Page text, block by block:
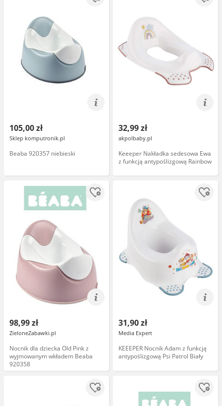
105,00 zł
Sklep komputronik.pl
Beaba 920357 niebieski
32,99 zł
akpolbaby.pl
Keeeper Nakładka sedesowa Ewa
z funkcją antypoślizgową Rainbow
98,99 zł
ZieloneZabawki.pl
Nocnik dla dziecka Old Pink z
wyjmowanym wkładem Beaba
920358
31,90 zł
Media Expert
KEEEPER Nocnik Adam z funkcją
antypoślizgową Psi Patrol Biały